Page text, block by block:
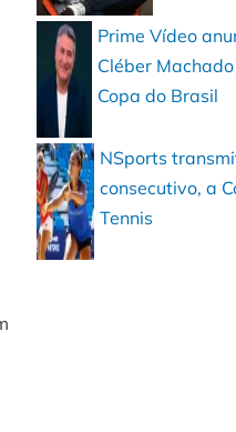
Prime Vídeo
Cléber
Copa do Brasil
NSports
consecutivo, a
Tennis